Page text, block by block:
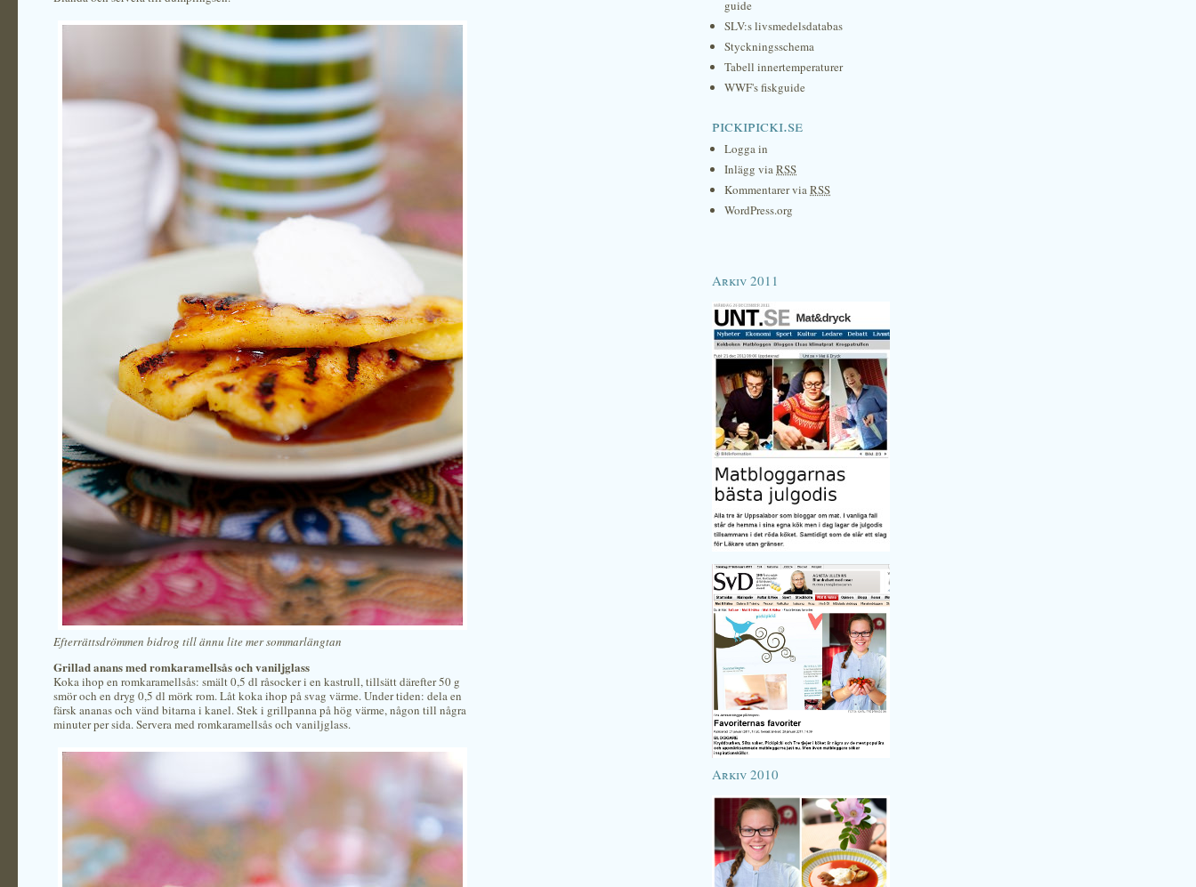
Efterrättsdrömmen bidrog till ännu lite mer sommarlängtan
Grillad anans med romkaramellsås och vaniljglass
Koka ihop en romkaramellsås: smält 0,5 dl råsocker i en kastrull, tillsätt därefter 50 g
smör och en dryg 0,5 dl mörk rom. Låt koka ihop på svag värme. Under tiden: dela en
färsk ananas och vänd bitarna i kanel. Stek i grillpanna på hög värme, någon till några
minuter per sida. Servera med romkaramellsås och vaniljglass.
guide
SLV:s livsmedelsdatabas
Styckningsschema
Tabell innertemperaturer
WWF's fiskguide
pickipicki.se
Logga in
Inlägg viaRSS
Kommentarer viaRSS
WordPress.org
Arkiv 2011
Arkiv 2010